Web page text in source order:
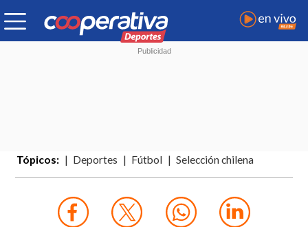
Tópicos: Deportes Fútbol Selección chilena